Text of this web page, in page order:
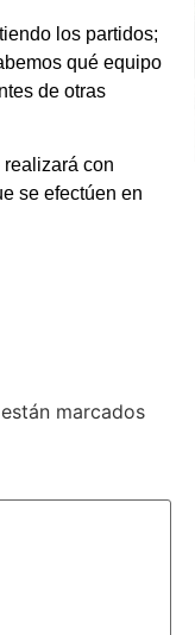
los partidos;
qué equipo
de otras
con
se efectúen en
marcados